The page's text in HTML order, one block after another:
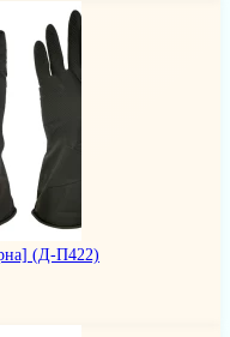
(Д-П422)